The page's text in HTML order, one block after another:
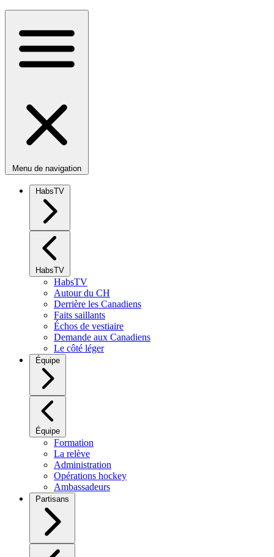
Menu de navigation
HabsTV
HabsTV
HabsTV
Autour du CH
Derrière les Canadiens
Faits saillants
Échos de vestiaire
Demande aux Canadiens
Le côté léger
Équipe
Équipe
Formation
La relève
Administration
Opérations hockey
Ambassadeurs
Partisans